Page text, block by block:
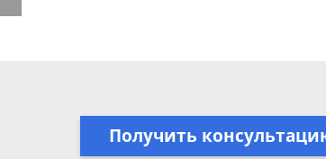
Получить